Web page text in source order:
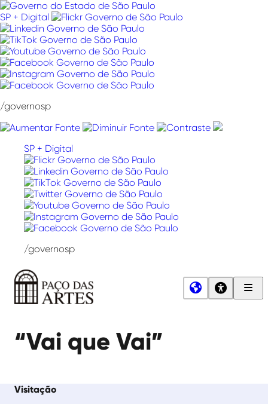
Pular
para
o
conteúdo
SP + Digital
/governosp
SP + Digital
/governosp
Artes
“Vai que Vai”
Visitação